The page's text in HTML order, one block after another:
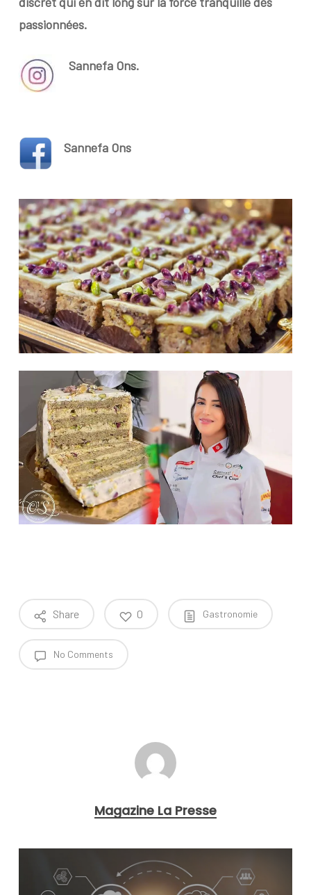
passionnées.
Sannefa Ons.
Sannefa Ons
Share 0 Gastronomie
No Comments
Magazine La Presse